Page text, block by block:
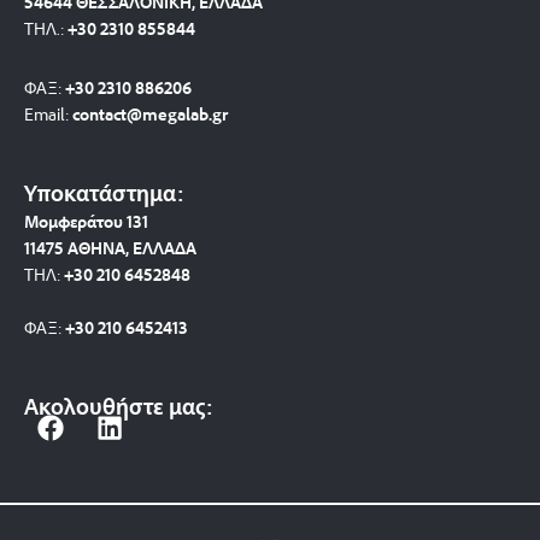
ΤΗΛ.:+30 2310 855844
ΦΑΞ:+30 2310 886206
Email:contact@megalab.gr
Υποκατάστημα:
Μομφεράτου 131
11475 ΑΘΗΝΑ, ΕΛΛΑΔΑ
ΤΗΛ:+30 210 6452848
ΦΑΞ:+30 210 6452413
Ακολουθήστε μας:
F
e
L
k